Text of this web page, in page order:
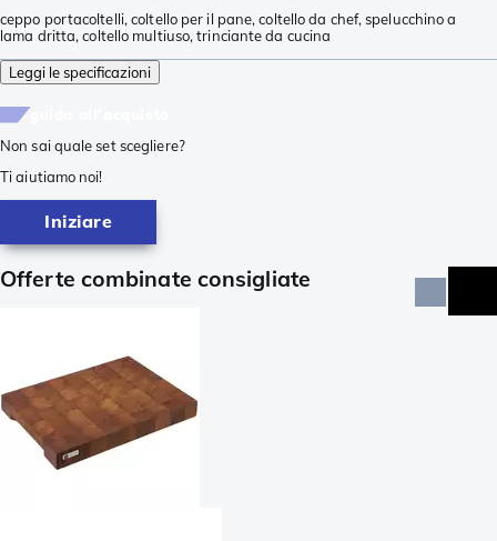
ceppo portacoltelli,coltello per il pane,coltello da chef,spelucchino a
lama dritta,coltello multiuso,trinciante da cucina
Leggi le specificazioni
Non sai quale set scegliere?
Ti aiutiamo noi!
Iniziare
Offerte combinate consigliate